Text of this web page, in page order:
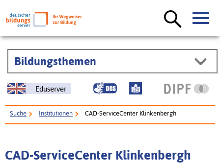
Bildungsthemen
Eduserver
Suche Institutionen CAD-ServiceCenter Klinkenbergh
CAD-ServiceCenter Klinkenbergh